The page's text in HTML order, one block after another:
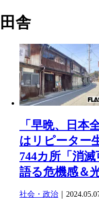
田舎
「早晩、日本
はリピーター
744カ所「消
語る危機感＆
社会・政治 ｜